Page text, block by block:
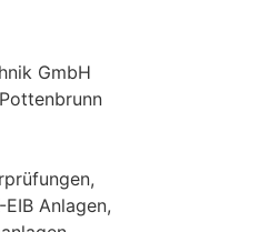
GmbH
Anlagen,